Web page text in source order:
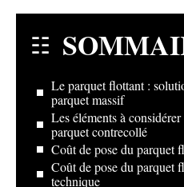
Le parquet flottant :
parquet massif
Les éléments à
parquet contrecollé
Coût de pose du parquet
Coût de pose du parquet
technique